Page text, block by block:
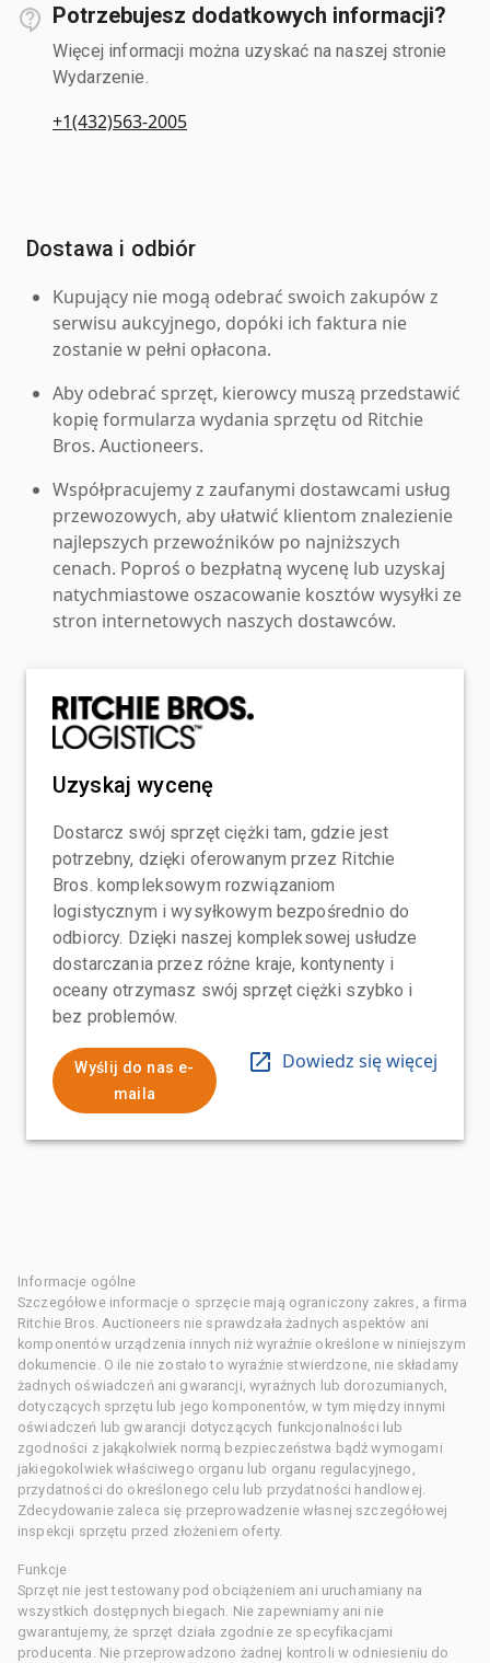
Potrzebujesz dodatkowych informacji?
Więcej informacji można uzyskać na naszej stronie
Wydarzenie.
+1(432)563-2005
Dostawa i odbiór
Kupujący nie mogą odebrać swoich zakupów z
serwisu aukcyjnego, dopóki ich faktura nie
zostanie w pełni opłacona.
Aby odebrać sprzęt, kierowcy muszą przedstawić
kopię formularza wydania sprzętu od Ritchie
Bros. Auctioneers.
Współpracujemy z zaufanymi dostawcami usług
przewozowych, aby ułatwić klientom znalezienie
najlepszych przewoźników po najniższych
cenach. Poproś o bezpłatną wycenę lub uzyskaj
natychmiastowe oszacowanie kosztów wysyłki ze
stron internetowych naszych dostawców.
Uzyskaj wycenę
Dostarcz swój sprzęt ciężki tam, gdzie jest
potrzebny, dzięki oferowanym przez Ritchie
Bros. kompleksowym rozwiązaniom
logistycznym i wysyłkowym bezpośrednio do
odbiorcy. Dzięki naszej kompleksowej usłudze
dostarczania przez różne kraje, kontynenty i
oceany otrzymasz swój sprzęt ciężki szybko i
bez problemów.
Wyślij do nas e-
maila
Dowiedz się więcej
Informacje ogólne
Szczegółowe informacje o sprzęcie mają ograniczony zakres, a firma
Ritchie Bros. Auctioneers nie sprawdzała żadnych aspektów ani
komponentów urządzenia innych niż wyraźnie określone w niniejszym
dokumencie. O ile nie zostało to wyraźnie stwierdzone, nie składamy
żadnych oświadczeń ani gwarancji, wyraźnych lub dorozumianych,
dotyczących sprzętu lub jego komponentów, w tym między innymi
oświadczeń lub gwarancji dotyczących funkcjonalności lub
zgodności z jakąkolwiek normą bezpieczeństwa bądź wymogami
jakiegokolwiek właściwego organu lub organu regulacyjnego,
przydatności do określonego celu lub przydatności handlowej.
Zdecydowanie zaleca się przeprowadzenie własnej szczegółowej
inspekcji sprzętu przed złożeniem oferty.
Funkcje
Sprzęt nie jest testowany pod obciążeniem ani uruchamiany na
wszystkich dostępnych biegach. Nie zapewniamy ani nie
gwarantujemy, że sprzęt działa zgodnie ze specyfikacjami
producenta. Nie przeprowadzono żadnej kontroli w odniesieniu do